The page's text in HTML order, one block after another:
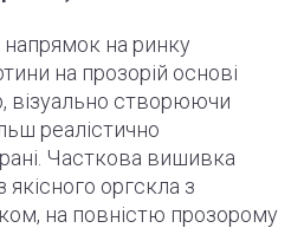
на ринку
на прозорій основі
візуально створюючи
реалістично
Часткова вишивка
якісного оргскла з
на повністю прозорому